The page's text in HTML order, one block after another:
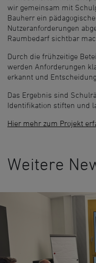
wir gemeinsam mit
Bauherr ein
Nutzeranforderungen
Raumbedarf sichtbar
Durch die frühzeitige
werden Anforderungen
erkannt und
Das Ergebnis sind
Identifikation stiften und
Hier mehr zum Projekt
Weitere